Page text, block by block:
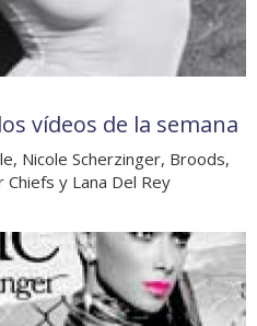
vídeos de la semana
Nicole Scherzinger, Broods,
Chiefs y Lana Del Rey